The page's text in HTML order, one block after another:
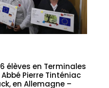
élèves en Terminales
Abbé Pierre Tinténiac
en Allemagne –